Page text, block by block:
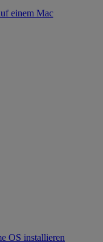
einem Mac
OS installieren